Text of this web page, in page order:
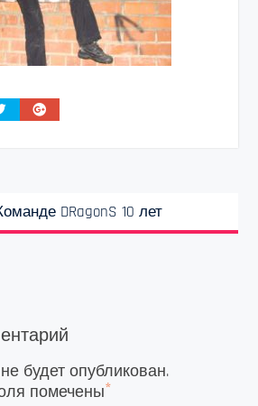
DRagonS 10 лет
будет опубликован.
помечены*